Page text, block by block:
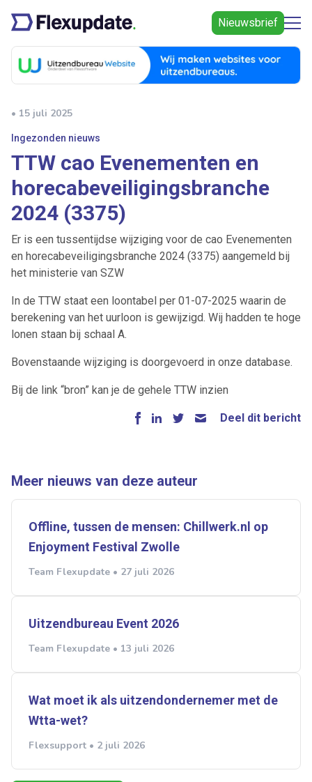
Nieuwsbrief
• 15 juli 2025
Ingezonden nieuws
TTW cao Evenementen en
horecabeveiligingsbranche
2024 (3375)
Er is een tussentijdse wijziging voor de cao Evenementen
en horecabeveiligingsbranche 2024 (3375) aangemeld bij
het ministerie van SZW
In de TTW staat een loontabel per 01-07-2025 waarin de
berekening van het uurloon is gewijzigd. Wij hadden te hoge
lonen staan bij schaal A.
Bovenstaande wijziging is doorgevoerd in onze database.
Bij de link “bron” kan je de gehele TTW inzien
Deel dit bericht
Meer nieuws van deze auteur
Offline, tussen de mensen: Chillwerk.nl op
Enjoyment Festival Zwolle
Team Flexupdate • 27 juli 2026
Uitzendbureau Event 2026
Team Flexupdate • 13 juli 2026
Wat moet ik als uitzendondernemer met de
Wtta-wet?
Flexsupport • 2 juli 2026